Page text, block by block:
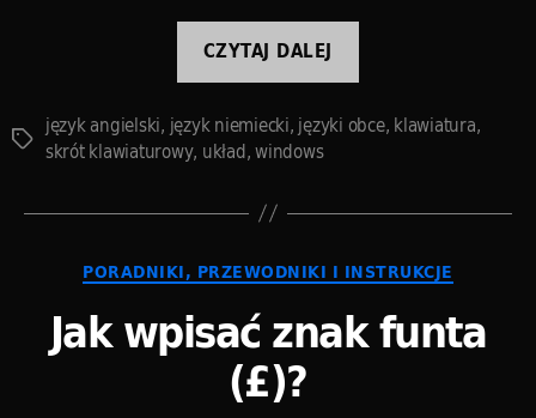
CZYTAJ DALEJ
Tagi język angielski, język niemiecki, języki obce, klawiatura,
skrót klawiaturowy, układ,windows
Kategorie
PORADNIKI, PRZEWODNIKI I INSTRUKCJE
Jak wpisać znak funta
(£)?